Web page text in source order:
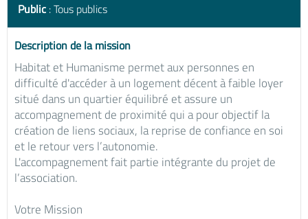
Public : Tous publics
Description de la mission
Habitat et Humanisme permet aux personnes en
difficulté d'accéder à un logement décent à faible loyer
situé dans un quartier équilibré et assure un
accompagnement de proximité qui a pour objectif la
création de liens sociaux, la reprise de confiance en soi
et le retour vers l’autonomie.
L'accompagnement fait partie intégrante du projet de
l’association.
Votre Mission